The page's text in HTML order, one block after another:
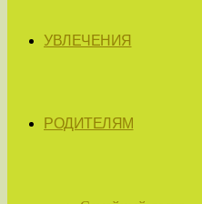
УВЛЕЧЕНИЯ
РОДИТЕЛЯМ